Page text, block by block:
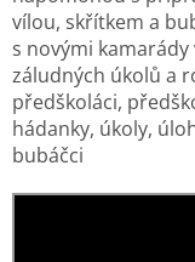
vílou, skřítkem a
s novými
záludných úkolů a
předškoláci,
hádanky, úkoly,
bubáčci